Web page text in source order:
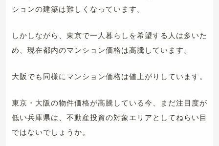
ションの建築は難しくなっています。
しかしながら、東京で一人暮らしを希望する人は多いた
め、現在都内のマンション価格は高騰しています。
大阪でも同様にマンション価格は値上がりしています。
東京・大阪の物件価格が高騰している今、まだ注目度が
低い兵庫県は、不動産投資の対象エリアとしてねらい目
ではないでしょうか。